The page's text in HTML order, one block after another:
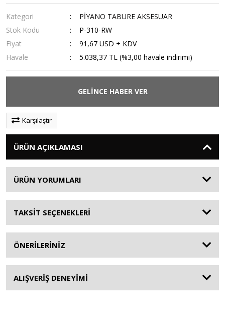
Kategori
PİYANO TABURE AKSESUAR
Stok Kodu
P-310-RW
Fiyat
91,67 USD + KDV
Havale
5.038,37 TL (%3,00 havale indirimi)
GELİNCE HABER VER
Karşılaştır
ÜRÜN AÇIKLAMASI
ÜRÜN YORUMLARI
TAKSİT SEÇENEKLERİ
ÖNERİLERİNİZ
ALIŞVERİŞ DENEYİMİ